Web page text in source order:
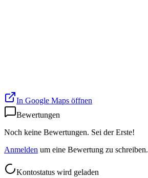
In Google Maps öffnen
Bewertungen
Noch keine Bewertungen. Sei der Erste!
Anmelden um eine Bewertung zu schreiben.
Kontostatus wird geladen